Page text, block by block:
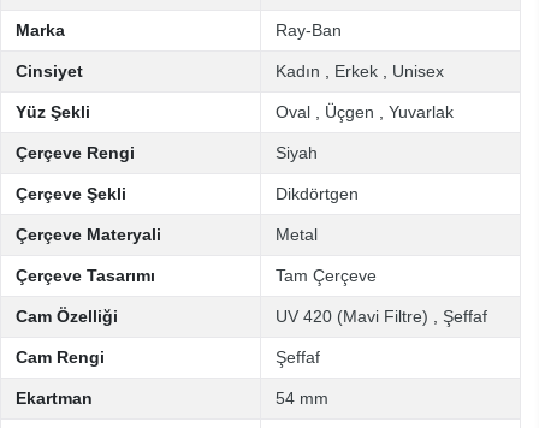
Marka Ray-Ban
Cinsiyet Kadın Erkek Unisex
Yüz Şekli Oval Üçgen Yuvarlak
Çerçeve Rengi Siyah
Çerçeve Şekli Dikdörtgen
Çerçeve Materyali Metal
Çerçeve Tasarımı Tam Çerçeve
Cam Özelliği UV 420 (Mavi Filtre) Şeffaf
Cam Rengi Şeffaf
Ekartman 54 mm